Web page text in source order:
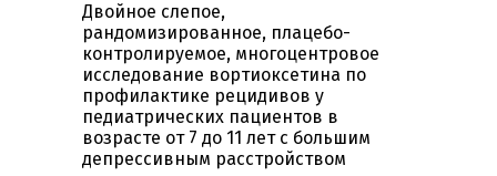
Двойное слепое,
рандомизированное, плацебо-
контролируемое, многоцентровое
исследование вортиоксетина по
профилактике рецидивов у
педиатрических пациентов в
возрасте от 7 до 11 лет с большим
депрессивным расстройством